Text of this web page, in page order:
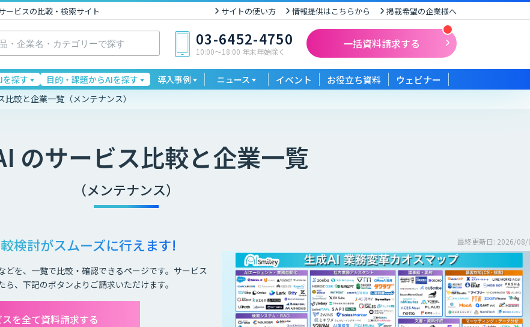
ービスの比較・検索サイト サイトの使い方 情報提供はこちらから 掲載希望の企業様へ
03-6452-4750
10:00〜18:00 年末年始除く
一括資料請求する
を探す 目的・課題からAIを探す 導入事例 ニュース イベント お役立ち資料 ウェビナー
比較と企業一覧（メンテナンス）
のサービス比較と企業一覧
（メンテナンス）
検討がスムーズに行えます!
を、一覧で比較・確認できるページです。サービス
、下記のボタンよりご請求いただけます。
を全て資料請求する
最終更新日: 2026/08/